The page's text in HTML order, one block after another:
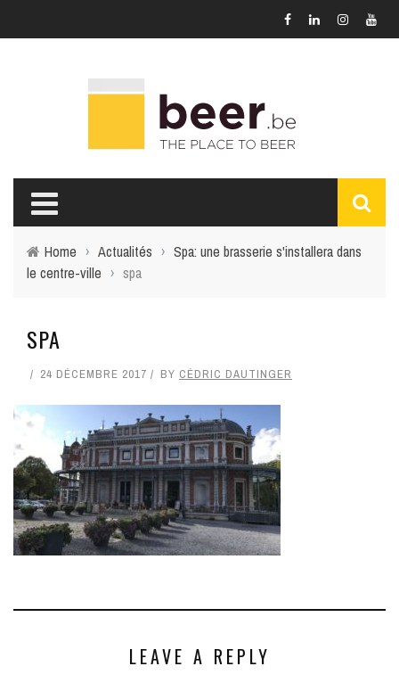
Home › Actualités › Spa: une brasserie s'installera dans
le centre-ville › spa
SPA
24 DÉCEMBRE 2017 BY CÉDRIC DAUTINGER
LEAVE A REPLY